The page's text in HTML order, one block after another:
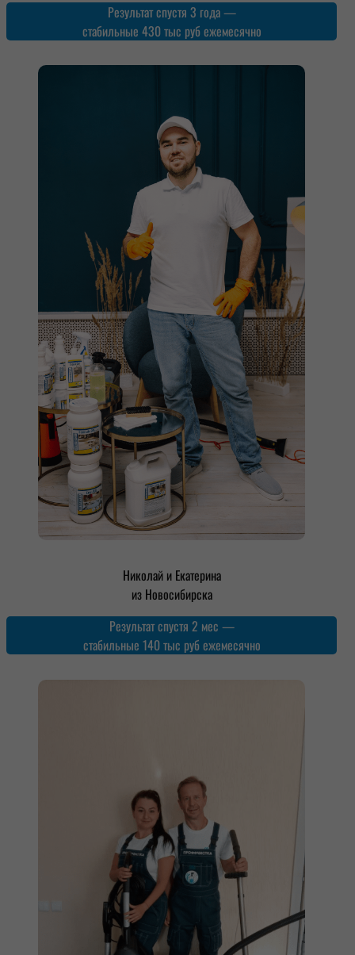
Результат спустя 3 года —
стабильные 430 тыс руб ежемесячно
Николай и Екатерина
из Новосибирска
Результат спустя 2 мес —
стабильные 140 тыс руб ежемесячно